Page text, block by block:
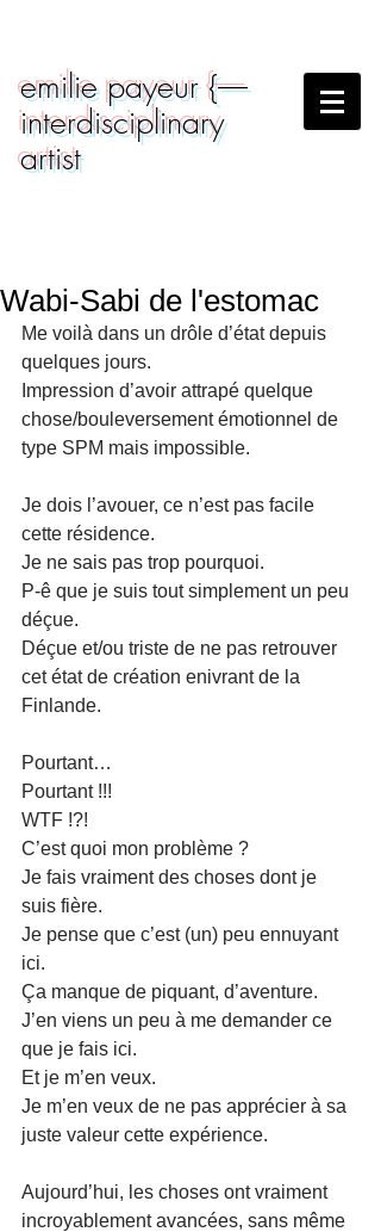
emilie payeur {-----
interdisciplinary
artist
Wabi-Sabi de l'estomac
Me voilà dans un drôle d’état depuis
quelques jours.
Impression d’avoir attrapé quelque
chose/bouleversement émotionnel de
type SPM mais impossible.
Je dois l’avouer, ce n’est pas facile
cette résidence.
Je ne sais pas trop pourquoi.
P-ê que je suis tout simplement un peu
déçue.
Déçue et/ou triste de ne pas retrouver
cet état de création enivrant de la
Finlande.
Pourtant…
Pourtant !!!
WTF !?!
C’est quoi mon problème ?
Je fais vraiment des choses dont je
suis fière.
Je pense que c’est (un) peu ennuyant
ici.
Ça manque de piquant, d’aventure.
J’en viens un peu à me demander ce
que je fais ici.
Et je m’en veux.
Je m’en veux de ne pas apprécier à sa
juste valeur cette expérience.
Aujourd’hui, les choses ont vraiment
incroyablement avancées, sans même